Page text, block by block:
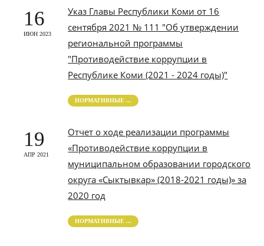
16
ИЮН 2023
Указ Главы Республики Коми от 16
сентября 2021 № 111 "Об утверждении
региональной программы
"Противодействие коррупции в
Республике Коми (2021 - 2024 годы)"
НОРМАТИВНЫЕ ...
19
АПР 2021
Отчет о ходе реализации программы
«Противодействие коррупции в
муниципальном образовании городского
округа «Сыктывкар» (2018-2021 годы)» за
2020 год
НОРМАТИВНЫЕ ...